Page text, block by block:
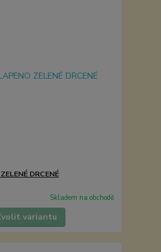
DRCENÉ
Skladem na obchodě
variantu